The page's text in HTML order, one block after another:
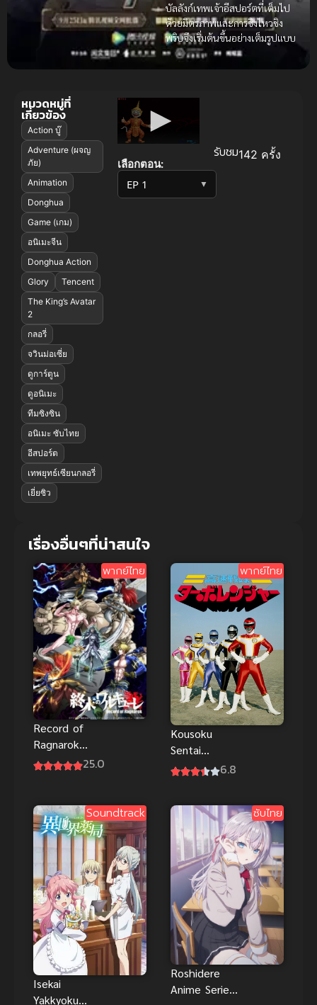
บัลลังก์เทพเจ้าอีสปอร์ตที่เต็มไป
ด้วยมิตรภาพและการชิงไหวชิง
พริบจึงเริ่มต้นขึ้นอย่างเต็มรูปแบบ
เลือกตอน:
▼
รับชม142 ครั้ง
หมวดหมู่ที่
เกี่ยวข้อง
Action บู๊
Adventure (ผจญ
ภัย)
Animation
Donghua
Game (เกม)
อนิเมะจีน
Donghua Action
Glory
Tencent
The King’s Avatar
2
กลอรี่
จวินม่อเซี่ย
ดูการ์ตูน
ดูอนิเมะ
ทีมซิงซิน
อนิเมะ ซับไทย
อีสปอร์ต
เทพยุทธ์เซียนกลอรี่
เยี่ยซิว
เรื่องอื่นๆที่น่าสนใจ
พากย์ไทย
Record of
Ragnarok
มหาศึกคนชน25.0
พากย์ไทย
Kousoku
Sentai
Turboranger
เทอร์โบเรน
เจอร์ มันส์
6.8
Soundtrack
Isekai
Yakkyoku
ซับไทย
Roshidere
Anime Series